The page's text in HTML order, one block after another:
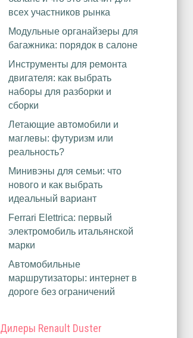
всех участников рынка
Модульные органайзеры для
багажника: порядок в салоне
Инструменты для ремонта
двигателя: как выбрать
наборы для разборки и
сборки
Летающие автомобили и
маглевы: футуризм или
реальность?
Минивэны для семьи: что
нового и как выбрать
идеальный вариант
Ferrari Elettrica: первый
электромобиль итальянской
марки
Автомобильные
маршрутизаторы: интернет в
дороге без ограничений
Дилеры Renault Duster